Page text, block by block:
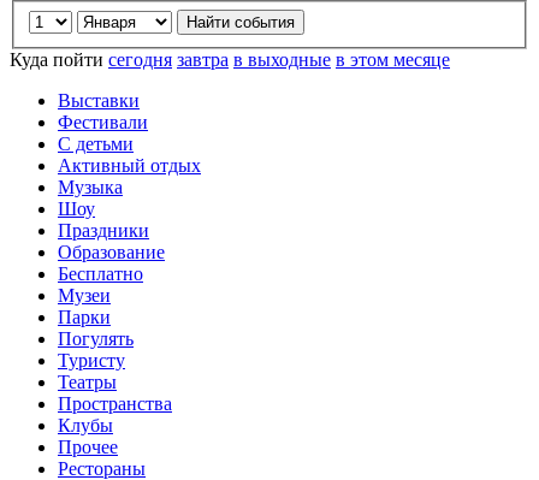
Куда пойти сегодня завтра в выходные в этом месяце
Выставки
Фестивали
С детьми
Активный отдых
Музыка
Шоу
Праздники
Образование
Бесплатно
Музеи
Парки
Погулять
Туристу
Театры
Пространства
Клубы
Прочее
Рестораны